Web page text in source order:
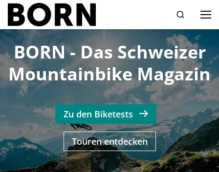
BORN - Das Schweizer
Mountainbike Magazin
Zu den Biketests
Touren entdecken
Drücken Sie die Eingabetaste zum Suchen